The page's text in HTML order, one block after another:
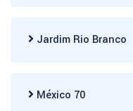
Jardim Rio Branco
México 70